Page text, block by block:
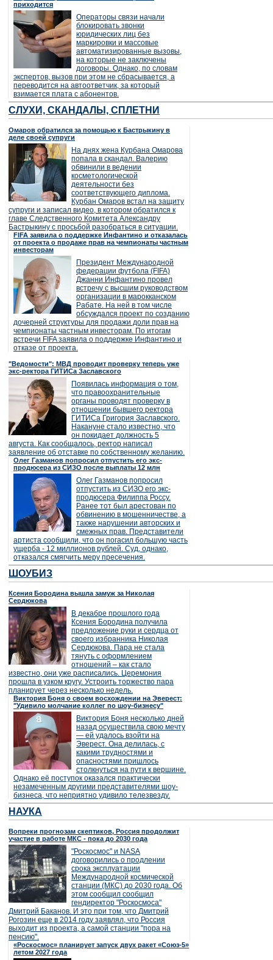
приходится
Операторы связи начали
блокировать звонки
юридических лиц без
маркировки и массовые
автоматизированные вызовы,
на которые не заключены
договоры. Однако, по словам
экспертов, вызов при этом не сбрасывается, а
переводится на автоответчик, за который
взимается плата с абонентов.
СЛУХИ, СКАНДАЛЫ, СПЛЕТНИ
Омаров обратился за помощью к Бастрыкину в
деле своей супруги
На днях жена Курбана Омарова
попала в скандал. Валерию
обвинили в ведении
косметологической
деятельности без
соответствующего диплома.
Курбан Омаров встал на защиту
супруги и записал видео, в котором обратился к
главе Следственного Комитета Александру
Бастрыкину с просьбой разобраться в ситуации.
FIFA заявила о поддержке Инфантино и отказалась
от проекта о продаже прав на чемпионаты частным
инвесторам
Президент Международной
федерации футбола (FIFA)
Джанни Инфантино провел
встречу с высшим руководством
организации в марокканском
Рабате. На ней в том числе
обсуждался проект по созданию
дочерней структуры для продажи доли прав на
чемпионаты частным инвесторам. По итогам
встречи FIFA заявила о поддержке Инфантино и
отказе от проекта.
"Ведомости": МВД проводит проверку теперь уже
экс-ректора ГИТИСа Заславского
Появилась информация о том,
что правоохранительные
органы проводят проверку в
отношении бывшего ректора
ГИТИСа Григория Заславского.
Накануне стало известно, что
он покидает должность 5
августа. Как сообщалось, ректор написал
заявление об отставке по собственному желанию.
Олег Газманов попросил отпустить его экс-
продюсера из СИЗО после выплаты 12 млн
Олег Газманов попросил
отпустить из СИЗО его экс-
продюсера Филиппа Россу.
Ранее тот был арестован по
обвинению в мошенничестве, а
также нарушении авторских и
смежных прав. Представители
артиста сообщили, что он погасил большую часть
ущерба - 12 миллионов рублей. Суд, однако,
отказался смягчить меру пресечения.
ШОУБИЗ
Ксения Бородина вышла замуж за Николая
Сердюкова
В декабре прошлого года
Ксения Бородина получила
предложение руки и сердца от
своего избранника Николая
Сердюкова. Пара не стала
тянуть с оформлением
отношений – как стало
известно, они уже расписались. Церемония
прошла в узком кругу. Устроить торжество пара
планирует через несколько недель.
Виктория Боня о своем восхождении на Эверест:
"Удивило молчание коллег по шоу-бизнесу"
Виктория Боня несколько дней
назад осуществила свою мечту
— ей удалось взойти на
Эверест. Она делилась, с
какими трудностями и
опасностями пришлось
столкнуться на пути к вершине.
Однако её поступок оказался практически
незамеченным другими представителями шоу-
бизнеса, что неприятно удивило телезвезду.
НАУКА
Вопреки прогнозам скептиков, Россия продолжит
участие в работе МКС - пока до 2030 года
"Роскосмос" и NASA
договорились о продлении
срока эксплуатации
Международной космической
станции (МКС) до 2030 года. Об
этом сообщил сообщил
гендиректор "Роскосмоса"
Дмитрий Баканов. И это при том, что Дмитрий
Рогозин еще в 2014 году заявлял, что Россия
выходит из проекта, а самой станции "пора на
пенсию".
«Роскосмос» планирует запуск двух ракет «Союз-5»
летом 2027 года